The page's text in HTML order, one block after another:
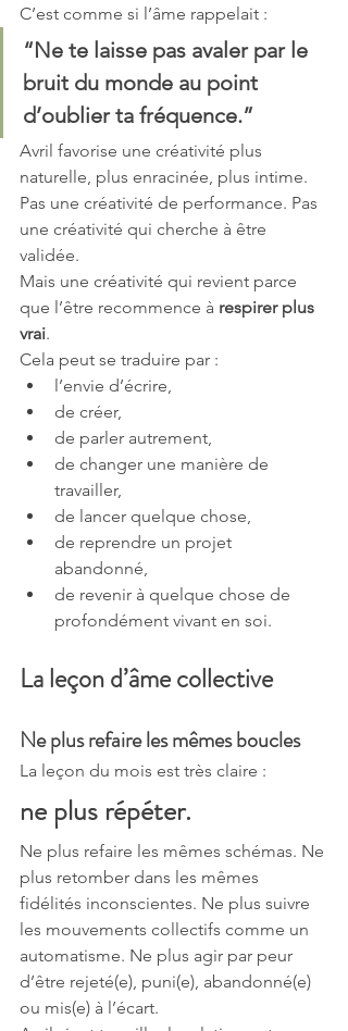
C’est comme si l’âme rappelait :
“Ne te laisse pas avaler par le
bruit du monde au point
d’oublier ta fréquence.”
Avril favorise une créativité plus
naturelle, plus enracinée, plus intime.
Pas une créativité de performance. Pas
une créativité qui cherche à être
validée.
Mais une créativité qui revient parce
que l’être recommence à respirer plus
vrai.
Cela peut se traduire par :
l’envie d’écrire,
de créer,
de parler autrement,
de changer une manière de
travailler,
de lancer quelque chose,
de reprendre un projet
abandonné,
de revenir à quelque chose de
profondément vivant en soi.
La leçon d’âme collective
Ne plus refaire les mêmes boucles
La leçon du mois est très claire :
ne plus répéter.
Ne plus refaire les mêmes schémas. Ne
plus retomber dans les mêmes
fidélités inconscientes. Ne plus suivre
les mouvements collectifs comme un
automatisme. Ne plus agir par peur
d’être rejeté(e), puni(e), abandonné(e)
ou mis(e) à l’écart.